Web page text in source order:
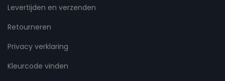
Levertijden en verzenden
Retourneren
Privacy verklaring
Kleurcode vinden